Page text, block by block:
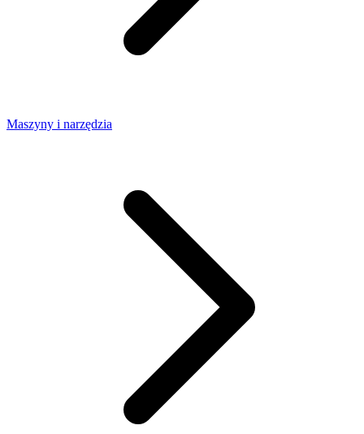
Maszyny i narzędzia